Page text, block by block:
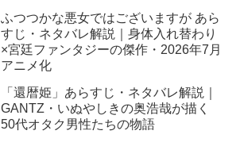
ふつつかな悪女ではございますが あら
すじ・ネタバレ解説｜身体入れ替わり
×宮廷ファンタジーの傑作・2026年7月
アニメ化
「還暦姫」あらすじ・ネタバレ解説｜
GANTZ・いぬやしきの奥浩哉が描く
50代オタク男性たちの物語